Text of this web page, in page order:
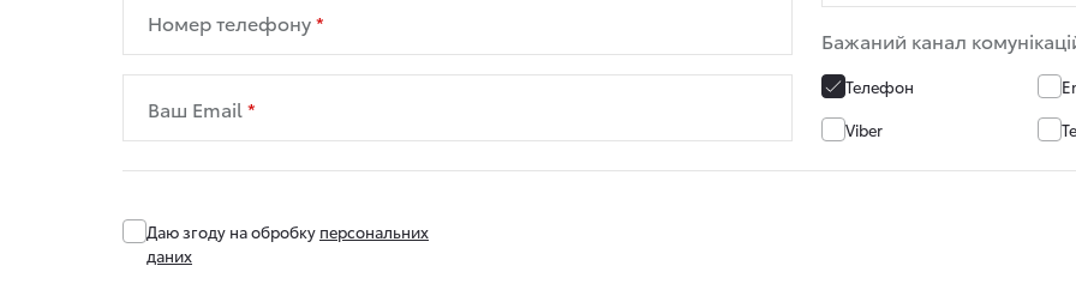
Номер телефону
Ваш Email
Бажаний канал
Телефон
Viber
Даю згоду на обробку персональних
даних